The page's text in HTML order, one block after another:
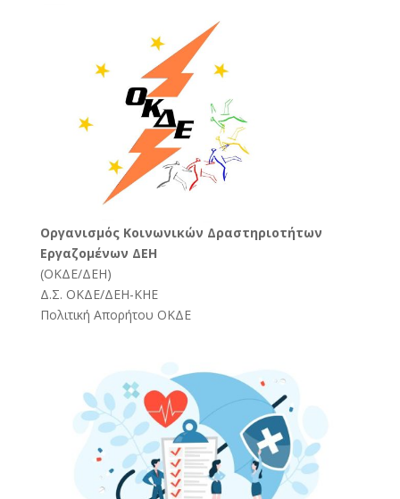
Oργανισμός Κοινωνικών Δραστηριοτήτων
Εργαζομένων ΔΕΗ
(ΟΚΔΕ/ΔΕΗ)
Δ.Σ. ΟΚΔΕ/ΔΕΗ-ΚΗΕ
Πολιτική Απορήτου ΟΚΔΕ